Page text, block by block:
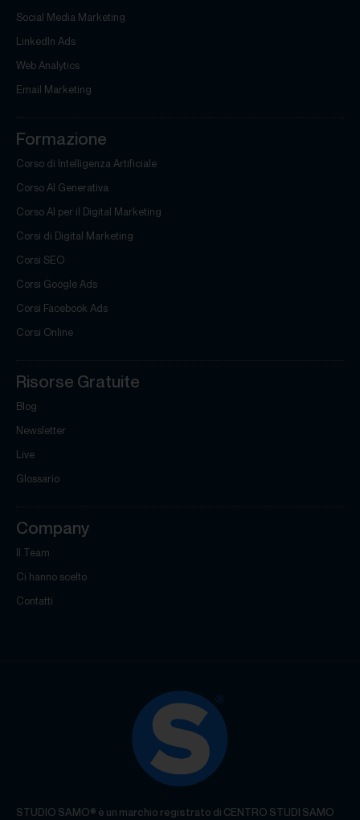
Social Media Marketing
LinkedIn Ads
Web Analytics
Email Marketing
Formazione
Corso di Intelligenza Artificiale
Corso AI Generativa
Corso AI per il Digital Marketing
Corsi di Digital Marketing
Corsi SEO
Corsi Google Ads
Corsi Facebook Ads
Corsi Online
Risorse Gratuite
Blog
Newsletter
Live
Glossario
Company
Il Team
Ci hanno scelto
Contatti
STUDIO SAMO® è un marchio registrato di CENTRO STUDI SAMO